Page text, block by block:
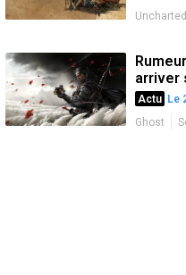
Uncharted
arriver
Actu Le
Ghost